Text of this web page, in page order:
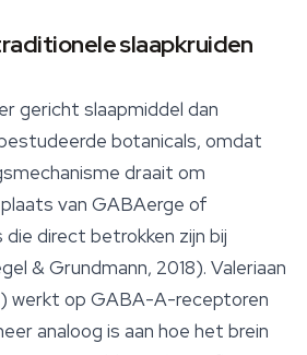
slaapkruiden
gericht slaapmiddel dan
botanicals, omdat
draait om
van GABAerge of
direct betrokken zijn bij
& Grundmann, 2018). Valeriaan
werkt op GABA-A-receptoren
analoog is aan hoe het brein